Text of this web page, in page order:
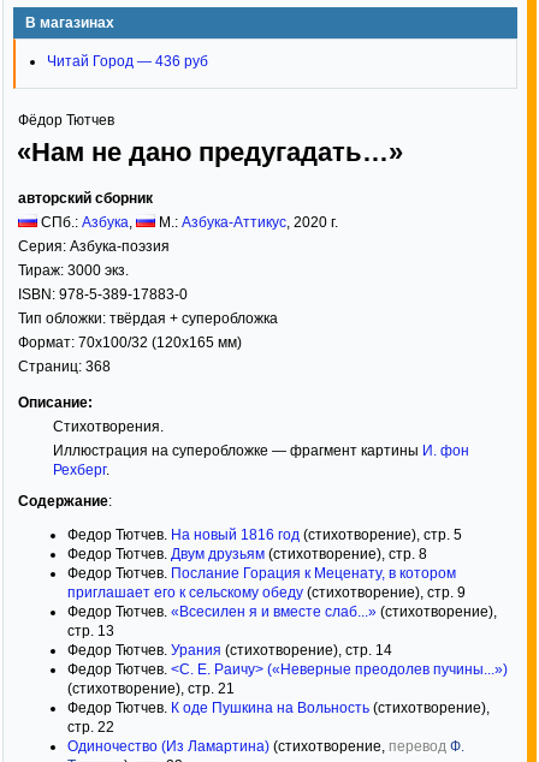
В магазинах
Читай Город — 436 руб
Фёдор Тютчев
«Нам не дано предугадать…»
авторский сборник
СПб.: Азбука М.: Азбука-Аттикус 2020 г.
Серия: Азбука-поэзия
Тираж: 3000 экз.
ISBN: 978-5-389-17883-0
Тип обложки: твёрдая + суперобложка
Формат: 70x100/32 (120x165 мм)
Страниц: 368
Описание:
Стихотворения.
Иллюстрация на суперобложке — фрагмент картины И. фон
Рехберг.
Содержание:
Федор Тютчев. На новый 1816 год (стихотворение), стр. 5
Федор Тютчев. Двум друзьям (стихотворение), стр. 8
Федор Тютчев. Послание Горация к Меценату, в котором
приглашает его к сельскому обеду (стихотворение), стр. 9
Федор Тютчев. «Всесилен я и вместе слаб...» (стихотворение),
стр. 13
Федор Тютчев. Урания (стихотворение), стр. 14
Федор Тютчев. <С. Е. Раичу> («Неверные преодолев пучины...»)
(стихотворение), стр. 21
Федор Тютчев. К оде Пушкина на Вольность (стихотворение),
стр. 22
Одиночество (Из Ламартина) (стихотворение, перевод Ф.